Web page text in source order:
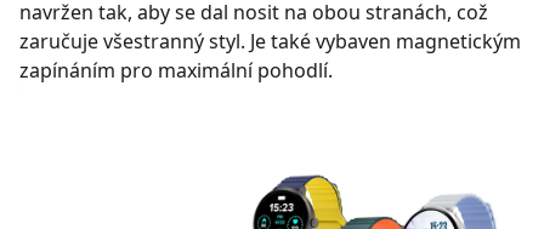
navržen tak, aby se dal nosit na obou stranách, což
zaručuje všestranný styl. Je také vybaven magnetickým
zapínáním pro maximální pohodlí.